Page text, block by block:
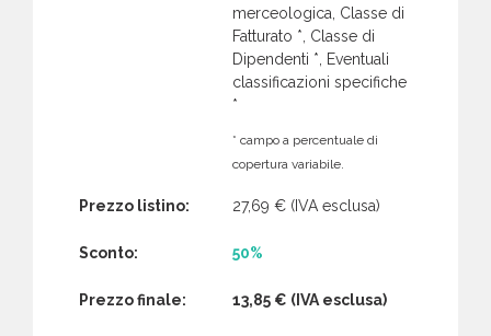
merceologica, Classe di
Fatturato *, Classe di
Dipendenti *, Eventuali
classificazioni specifiche
*
* campo a percentuale di
copertura variabile.
Prezzo listino: 27,69 € (IVA esclusa)
Sconto: 50%
Prezzo finale: 13,85 € (IVA esclusa)